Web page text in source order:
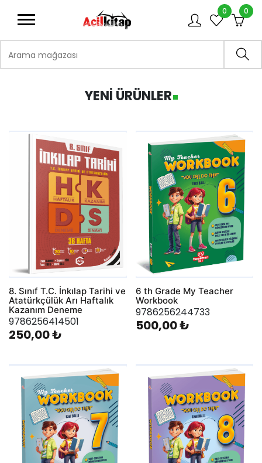
0 0
YENI ÜRÜNLER
8. Sınıf T.C. İnkılap Tarihi ve
Atatürkçülük Arı Haftalık
Kazanım Deneme
9786256414501
250,00 ₺
6 th Grade My Teacher
Workbook
9786256244733
500,00 ₺